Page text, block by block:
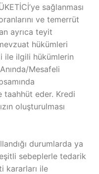
sağlanması
ve temerrüt
ayrıca teyit
hükümleri
ile ilgili hükümlerin
Mesafeli
taahhüt eder. Kredi
oluşturulması
durumlarda ya
sebeplerle tedarik
kararları ile